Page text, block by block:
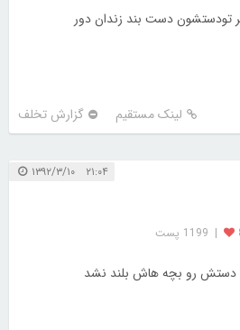
تودستشون دست بند زندان دور
لینک مستقیم گزارش تخلف
۲۱:۰۴ ۱۳۹۲/۳/۱۰
| 1199 پست
دستش رو بچه هاش بلند نشد